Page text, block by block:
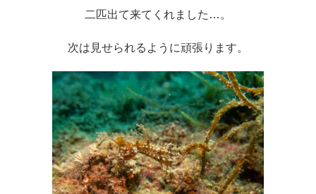
二匹出て来てくれました…。
次は見せられるように頑張ります。